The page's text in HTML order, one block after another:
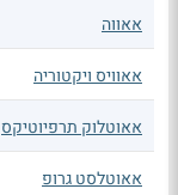
אאווה
אאוויס ויקטוריה
אאוטלוק תרפיוטיקס
אאוטלסט גרופ